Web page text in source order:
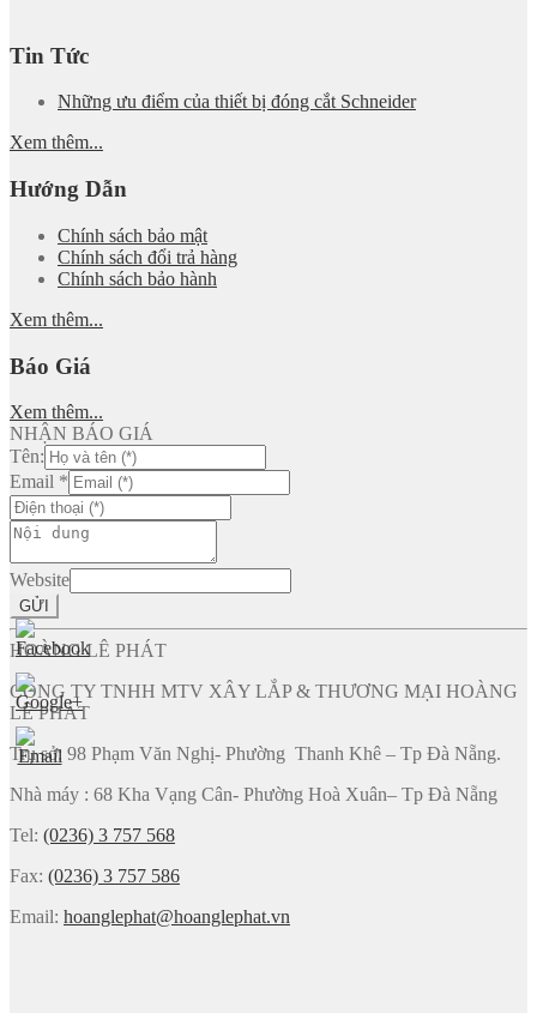
Tin Tức
Những ưu điểm của thiết bị đóng cắt Schneider
Xem thêm...
Hướng Dẫn
Chính sách bảo mật
Chính sách đổi trả hàng
Chính sách bảo hành
Xem thêm...
Báo Giá
Xem thêm...
NHẬN BÁO GIÁ
Tên:
Email *
Website
GỬI
HOÀNG LÊ PHÁT
CÔNG TY TNHH MTV XÂY LẮP & THƯƠNG MẠI HOÀNG
LÊ PHÁT
Trụ sở: 98 Phạm Văn Nghị- Phường Thanh Khê – Tp Đà Nẵng.
Nhà máy : 68 Kha Vạng Cân- Phường Hoà Xuân– Tp Đà Nẵng
Tel: (0236) 3 757 568
Fax: (0236) 3 757 586
Email: hoanglephat@hoanglephat.vn